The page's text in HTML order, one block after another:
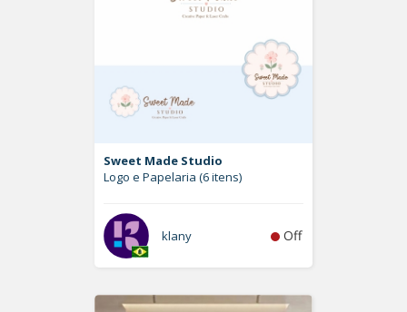
Sweet Made Studio
Logo e Papelaria (6 itens)
klany Off